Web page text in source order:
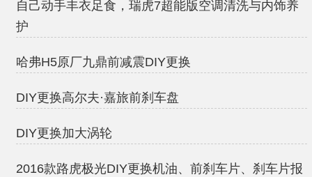
自己动手丰衣足食，瑞虎7超能版空调清洗与内饰养
护
哈弗H5原厂九鼎前减震DIY更换
DIY更换高尔夫·嘉旅前刹车盘
DIY更换加大涡轮
2016款路虎极光DIY更换机油、前刹车片、刹车片报